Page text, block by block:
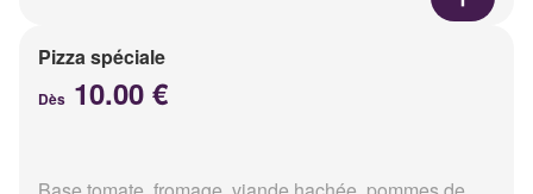
Pizza spéciale
Dès 10.00 €